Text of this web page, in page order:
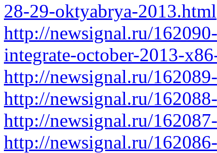
28-29-oktyabrya-2013.html
http://newsignal.ru/
integrate-october-2013-
http://newsignal.ru/
http://newsignal.ru/
http://newsignal.ru/
http://newsignal.ru/